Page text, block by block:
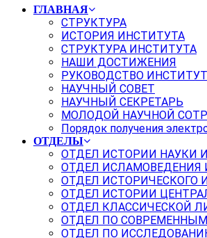
ГЛАВНАЯ
СТРУКТУРА
ИСТОРИЯ ИНСТИТУТА
СТРУКТУРА ИНСТИТУТА
НАШИ ДОСТИЖЕНИЯ
РУКОВОДСТВО
НАУЧНЫЙ СОВЕТ
НАУЧНЫЙ СЕКРЕТАРЬ
МОЛОДОЙ НАУЧНОЙ
Порядок получения
ОТДЕЛЫ
ОТДЕЛ ИСТОРИИ НАУКИ
ОТДЕЛ
ОТДЕЛ ИСТОРИЧЕСКОГО
ОТДЕЛ ИСТОРИИ
ОТДЕЛ КЛАССИЧЕСКОЙ
ОТДЕЛ ПО
ОТДЕЛ ПО